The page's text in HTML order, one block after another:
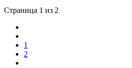
Страница 1 из 2
1
2